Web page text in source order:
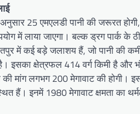
25 एमएलडी पानी की जरूरत
में लाया जाएगा। बल्क ड्रग पार्क
में कई बड़े जलाशय हैं, जो पानी की
क्षेत्रफल 414 वर्ग किमी है और
मांग लगभग 200 मेगावाट की
हैं। इनमें 1980 मेगावाट क्षमता का